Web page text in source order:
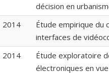
décision en
2014
Étude empirique du
interfaces de
2014
Étude exploratoire
électroniques en